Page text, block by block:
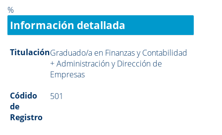
%
Información detallada
TitulaciónGraduado/a en Finanzas y Contabilidad
+ Administración y Dirección de
Empresas
Códido
de
Registro
501